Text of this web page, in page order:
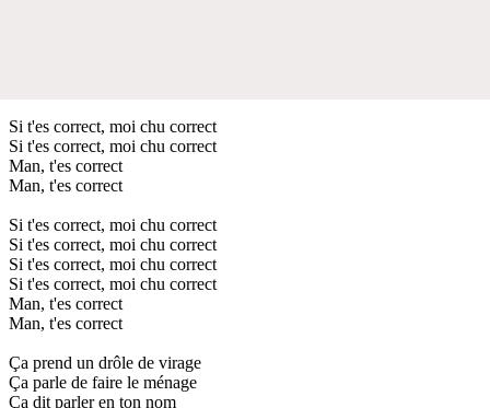
Si t'es correct, moi chu correct
Si t'es correct, moi chu correct
Man, t'es correct
Man, t'es correct
Si t'es correct, moi chu correct
Si t'es correct, moi chu correct
Si t'es correct, moi chu correct
Si t'es correct, moi chu correct
Man, t'es correct
Man, t'es correct
Ça prend un drôle de virage
Ça parle de faire le ménage
Ça dit parler en ton nom